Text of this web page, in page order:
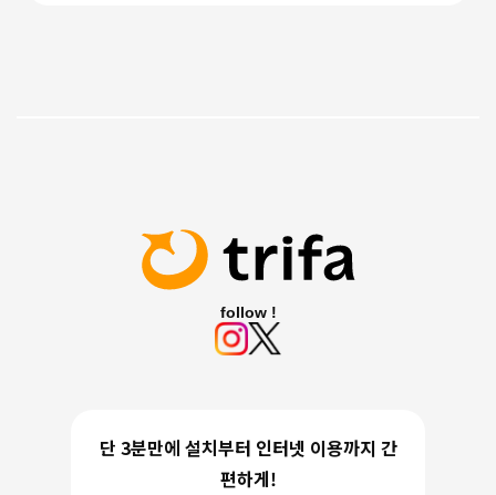
follow !
단 3분만에 설치부터 인터넷 이용까지 간
편하게!